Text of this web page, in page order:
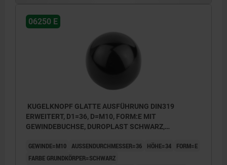
06250 E
KUGELKNOPF GLATTE AUSFÜHRUNG DIN319
ERWEITERT, D1=36, D=M10, FORM:E MIT
GEWINDEBUCHSE, DUROPLAST SCHWARZ,
GEWINDE=M10 AUSSENDURCHMESSER=36 HÖHE=34
FORM=E
FARBE GRUNDKÖRPER=SCHWARZ